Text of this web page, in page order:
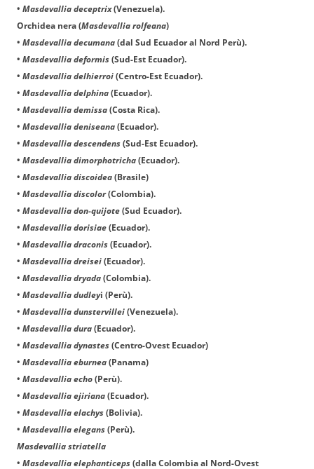
• Masdevallia deceptrix(Venezuela).
Orchidea nera (Masdevallia rolfeana)
• Masdevallia decumana (dal Sud Ecuador al Nord Perù).
• Masdevallia deformis (Sud-Est Ecuador).
• Masdevallia delhierroi (Centro-Est Ecuador).
• Masdevallia delphina (Ecuador).
• Masdevallia demissa (Costa Rica).
• Masdevallia deniseana (Ecuador).
• Masdevallia descendens (Sud-Est Ecuador).
• Masdevallia dimorphotricha (Ecuador).
• Masdevallia discoidea (Brasile)
• Masdevallia discolor(Colombia).
• Masdevallia don-quijote (Sud Ecuador).
• Masdevallia dorisiae (Ecuador).
• Masdevallia draconis (Ecuador).
• Masdevallia dreisei (Ecuador).
• Masdevallia dryada (Colombia).
• Masdevallia dudleyi (Perù).
• Masdevallia dunstervillei (Venezuela).
• Masdevallia dura (Ecuador).
• Masdevallia dynastes (Centro-Ovest Ecuador)
• Masdevallia eburnea (Panama)
• Masdevallia echo (Perù).
• Masdevallia ejiriana (Ecuador).
• Masdevallia elachys (Bolivia).
• Masdevallia elegans (Perù).
Masdevallia striatella
• Masdevallia elephanticeps (dalla Colombia al Nord-Ovest